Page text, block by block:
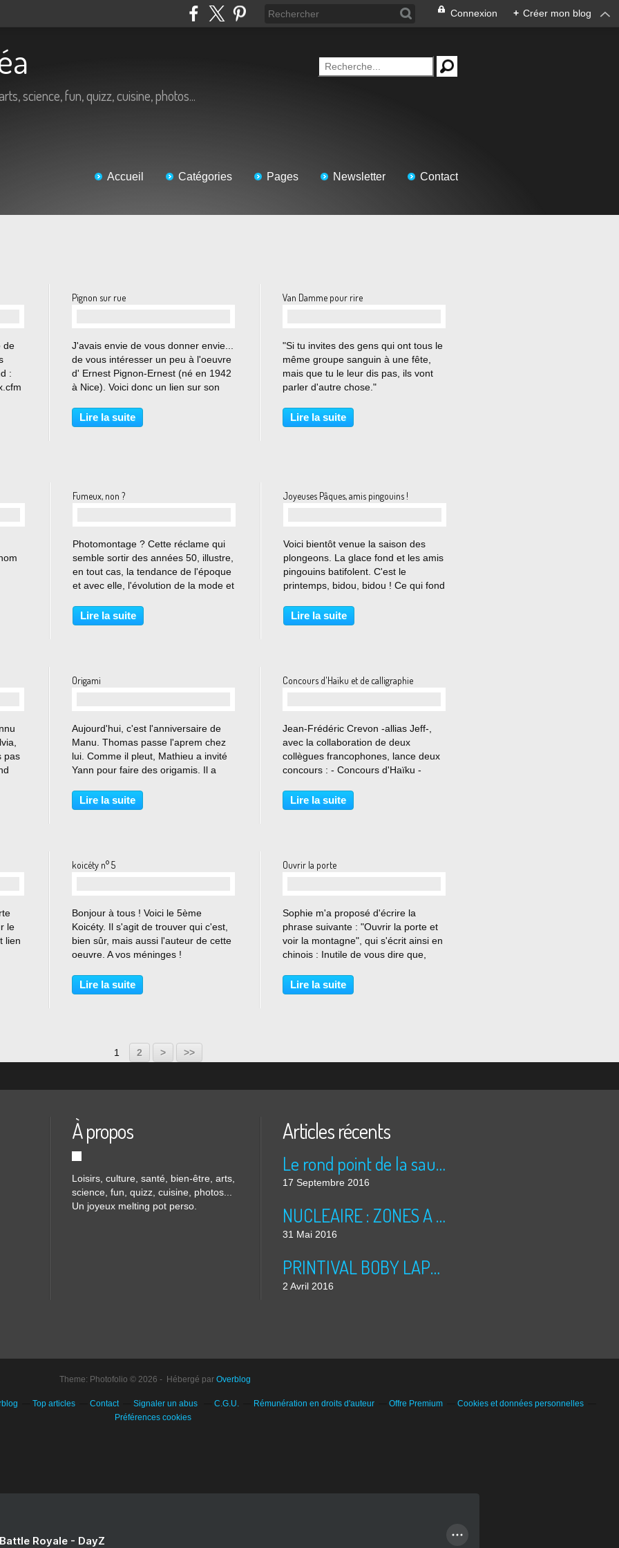
Connexion + Créer mon blog
science, fun, quizz, cuisine, photos...
Accueil Catégories Pages Newsletter Contact
de
:
Pignon sur rue
J'avais envie de vous donner envie...
de vous intéresser un peu à l'oeuvre
d' Ernest Pignon-Ernest (né en 1942
à Nice). Voici donc un lien sur son
oeil furtif ou un regard intense sur
quelques unes de ses sérigraphies...
Lire la suite
Van Damme pour rire
"Si tu invites des gens qui ont tous le
même groupe sanguin à une fête,
mais que tu le leur dis pas, ils vont
parler d'autre chose."
Lire la suite
Fumeux, non ?
Photomontage ? Cette réclame qui
semble sortir des années 50, illustre,
en tout cas, la tendance de l'époque
et avec elle, l'évolution de la mode et
Lire la suite
Joyeuses Pâques, amis pingouins !
Voici bientôt venue la saison des
plongeons. La glace fond et les amis
pingouins batifolent. C'est le
printemps, bidou, bidou ! Ce qui fond
visible- c'est la lourdeur de l'esprit,
ce sont les idées sombres et
Lire la suite
pas
Origami
Aujourd'hui, c'est l'anniversaire de
Manu. Thomas passe l'aprem chez
lui. Comme il pleut, Mathieu a invité
Yann pour faire des origamis. Il a
esthétique. En voici un qui va leur
donner du fil à retordre : Et voici un...
Lire la suite
Concours d'Haïku et de calligraphie
Jean-Frédéric Crevon -allias Jeff-,
avec la collaboration de deux
collègues francophones, lance deux
concours : - Concours d'Haïku -
toutes les informations concernant
ces concours, voici le lien direct sur
Lire la suite
le
lien
koicéty n° 5
Bonjour à tous ! Voici le 5ème
Koicéty. Il s'agit de trouver qui c'est,
bien sûr, mais aussi l'auteur de cette
oeuvre. A vos méninges !
Lire la suite
Ouvrir la porte
Sophie m'a proposé d'écrire la
phrase suivante : "Ouvrir la porte et
voir la montagne", qui s'écrit ainsi en
chinois : Inutile de vous dire que,
faudra m'entrainer longtemps avant
d'arriver à quelque chose
Lire la suite
1 2 > >>
À propos
Loisirs, culture, santé, bien-être, arts,
science, fun, quizz, cuisine, photos...
Un joyeux melting pot perso.
Articles récents
Le rond point de la saucisse
17 Septembre 2016
NUCLEAIRE : ZONES A RISQUES
31 Mai 2016
PRINTIVAL BOBY LAPOINTE 2016
2 Avril 2016
Theme: Photofolio © 2026 - Hébergé par Overblog
Top articles Contact Signaler un abus C.G.U. Rémunération en droits d'auteur Offre Premium
Cookies et données personnelles
Préférences cookies
Royale - DayZ